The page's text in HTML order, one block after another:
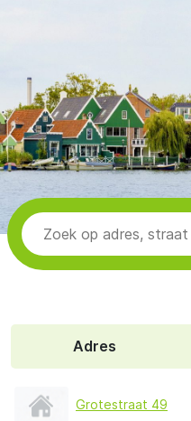
Adres
Grotestraat 49